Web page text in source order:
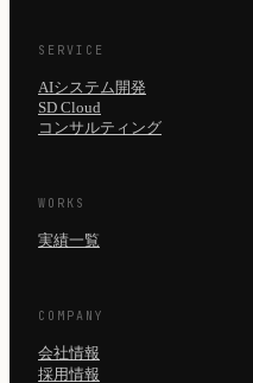
SERVICE
AIシステム開発
SD Cloud
コンサルティング
WORKS
実績一覧
COMPANY
会社情報
採用情報